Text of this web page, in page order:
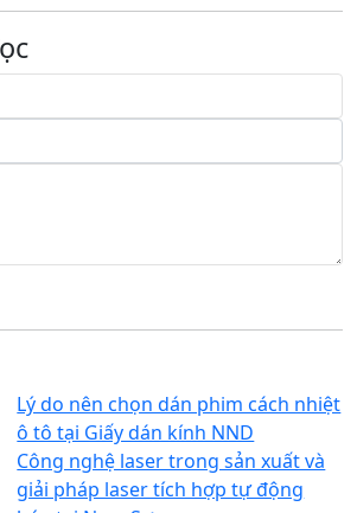
Lý do nên chọn dán phim cách nhiệt
ô tô tại Giấy dán kính NND
Công nghệ laser trong sản xuất và
giải pháp laser tích hợp tự động